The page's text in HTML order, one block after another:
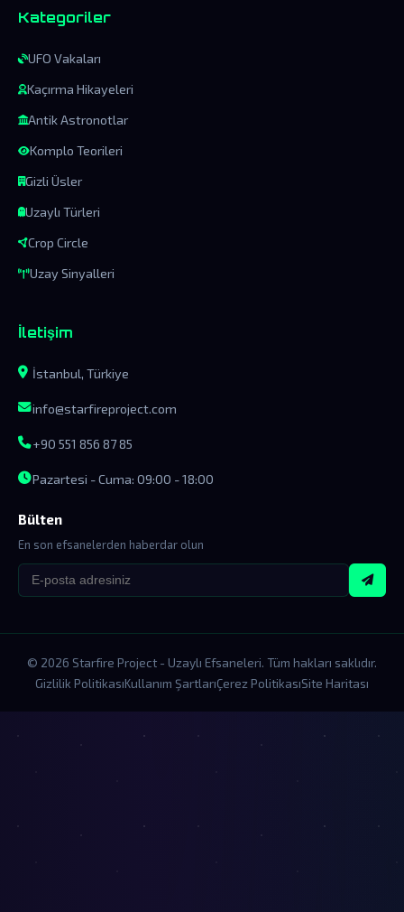
Kategoriler
UFO Vakaları
Kaçırma Hikayeleri
Antik Astronotlar
Komplo Teorileri
Gizli Üsler
Uzaylı Türleri
Crop Circle
Uzay Sinyalleri
İletişim
İstanbul, Türkiye
info@starfireproject.com
+90 551 856 87 85
Pazartesi - Cuma: 09:00 - 18:00
Bülten
En son efsanelerden haberdar olun
© 2026 Starfire Project - Uzaylı Efsaneleri. Tüm hakları saklıdır.
Gizlilik PolitikasıKullanım ŞartlarıÇerez PolitikasıSite Haritası